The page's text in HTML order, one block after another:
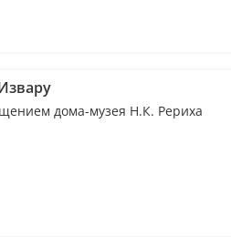
дома-музея Н.К. Рериха